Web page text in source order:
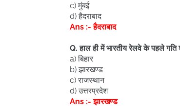
c) मुंबई
d) हैदराबाद
Ans :- हैदराबाद
Q. हाल ही में भारतीय रेलवे के पहले
a) बिहार
b) झारखण्ड
c) राजस्थान
d) उत्तरप्रदेश
Ans :- झारखण्ड